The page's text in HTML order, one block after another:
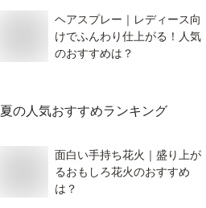
ヘアスプレー｜レディース向
けでふんわり仕上がる！人気
のおすすめは？
夏の人気おすすめランキング
面白い手持ち花火｜盛り上が
るおもしろ花火のおすすめ
は？